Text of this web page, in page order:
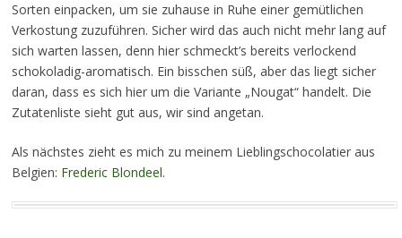
Sorten einpacken, um sie zuhause in Ruhe einer gemütlichen
Verkostung zuzuführen. Sicher wird das auch nicht mehr lang auf
sich warten lassen, denn hier schmeckt’s bereits verlockend
schokoladig-aromatisch. Ein bisschen süß, aber das liegt sicher
daran, dass es sich hier um die Variante „Nougat“ handelt. Die
Zutatenliste sieht gut aus, wir sind angetan.
Als nächstes zieht es mich zu meinem Lieblingschocolatier aus
Belgien: Frederic Blondeel.